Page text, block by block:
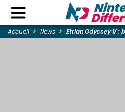
Accueil News Etrian Odyssey V :